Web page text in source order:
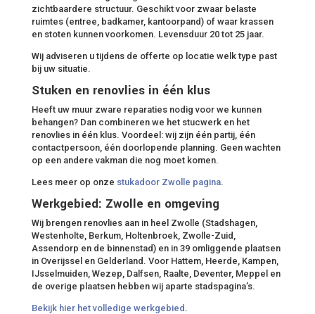
zichtbaardere structuur. Geschikt voor zwaar belaste
ruimtes (entree, badkamer, kantoorpand) of waar krassen
en stoten kunnen voorkomen. Levensduur 20 tot 25 jaar.
Wij adviseren u tijdens de offerte op locatie welk type past
bij uw situatie.
Stuken en renovlies in één klus
Heeft uw muur zware reparaties nodig voor we kunnen
behangen? Dan combineren we het stucwerk en het
renovlies in één klus. Voordeel: wij zijn één partij, één
contactpersoon, één doorlopende planning. Geen wachten
op een andere vakman die nog moet komen.
Lees meer op onze stukadoor Zwolle pagina.
Werkgebied: Zwolle en omgeving
Wij brengen renovlies aan in heel Zwolle (Stadshagen,
Westenholte, Berkum, Holtenbroek, Zwolle-Zuid,
Assendorp en de binnenstad) en in 39 omliggende plaatsen
in Overijssel en Gelderland. Voor Hattem, Heerde, Kampen,
IJsselmuiden, Wezep, Dalfsen, Raalte, Deventer, Meppel en
de overige plaatsen hebben wij aparte stadspagina’s.
Bekijk hier het volledige werkgebied .